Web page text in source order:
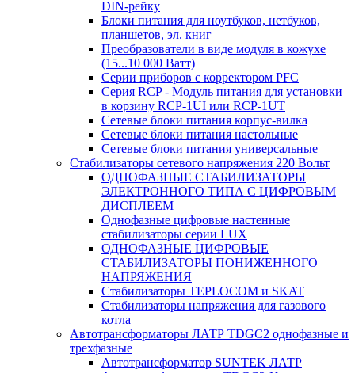
DIN-рейку
Блоки питания для ноутбуков, нетбуков,
планшетов, эл. книг
Преобразователи в виде модуля в кожухе
(15...10 000 Ватт)
Серии приборов с корректором PFC
Серия RCP - Модуль питания для установки
в корзину RCP-1UI или RCP-1UT
Сетевые блоки питания корпус-вилка
Сетевые блоки питания настольные
Сетевые блоки питания универсальные
Стабилизаторы сетевого напряжения 220 Вольт
ОДНОФАЗНЫЕ СТАБИЛИЗАТОРЫ
ЭЛЕКТРОННОГО ТИПА С ЦИФРОВЫМ
ДИСПЛЕЕМ
Однофазные цифровые настенные
стабилизаторы серии LUX
ОДНОФАЗНЫЕ ЦИФРОВЫЕ
СТАБИЛИЗАТОРЫ ПОНИЖЕННОГО
НАПРЯЖЕНИЯ
Стабилизаторы TEPLOCOM и SKAT
Стабилизаторы напряжения для газового
котла
Автотрансформаторы ЛАТР TDGC2 однофазные и
трехфазные
Автотрансформатор SUNTEK ЛАТР